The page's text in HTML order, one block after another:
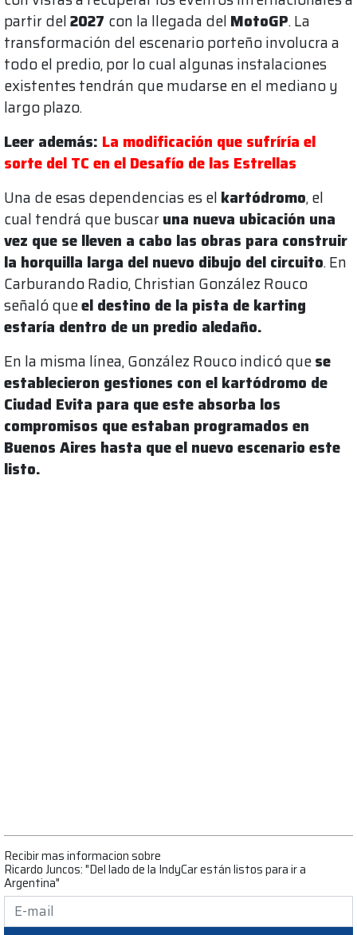
partir del2027 con la llegada del MotoGP. La
transformación del escenario porteño involucra a
todo el predio, por lo cual algunas instalaciones
existentes tendrán que mudarse en el mediano y
largo plazo.
Leer además: La modificación que sufríría el
sorte del TC en el Desafío de las Estrellas
Una de esas dependencias es el kartódromo, el
cual tendrá que buscaruna nueva ubicación una
vez que se lleven a cabo las obras para construir
la horquilla larga del nuevo dibujo del circuito. En
Carburando Radio, Christian González Rouco
señaló queel destino de la pista de karting
estaría dentro de un predio aledaño.
En la misma línea, González Rouco indicó quese
establecieron gestiones con el kartódromo de
Ciudad Evita para que este absorba los
compromisos que estaban programados en
Buenos Aires hasta que el nuevo escenario este
listo.
Recibir mas informacion sobre
Ricardo Juncos: "Del lado de la IndyCar están listos para ir a
Argentina"